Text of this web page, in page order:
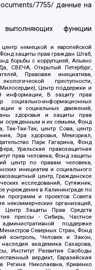
7755/ данные на
функции
немецкой и европейской
Фонд защиты прав граждан Штаб,
борьбы с коррупцией, Альянс
СВЕЧА, Открытый Петербург,
Правовая инициатива,
преступности,
Центр поддержки и
информации, В защиту прав
информационных
и социальных движений,
здоровья и защиты прав
осужденным и их семьям, Фонд
Так-Так-Так, центр Сова, центр
Эра здоровья, Мемориал,
Парк Гагарина, Фонд
Уральская правозащитная
прав человека, Фонд защиты
центр по правам человека,
инициатив и социального
центр, Гражданское
исследований, Сутяжник,
в Калининграде по
программ и проектов Совета
некоммерческих организаций,
Центр Защиты Прав Средств
прессы - Сибирь, Частное
поддержке
Северных Стран, Фонд
контроль, Человек и Закон,
академика Сахарова,
Институт Развития Свободы
вердикт, Евразийская
Регина Николаевна, Кривенко